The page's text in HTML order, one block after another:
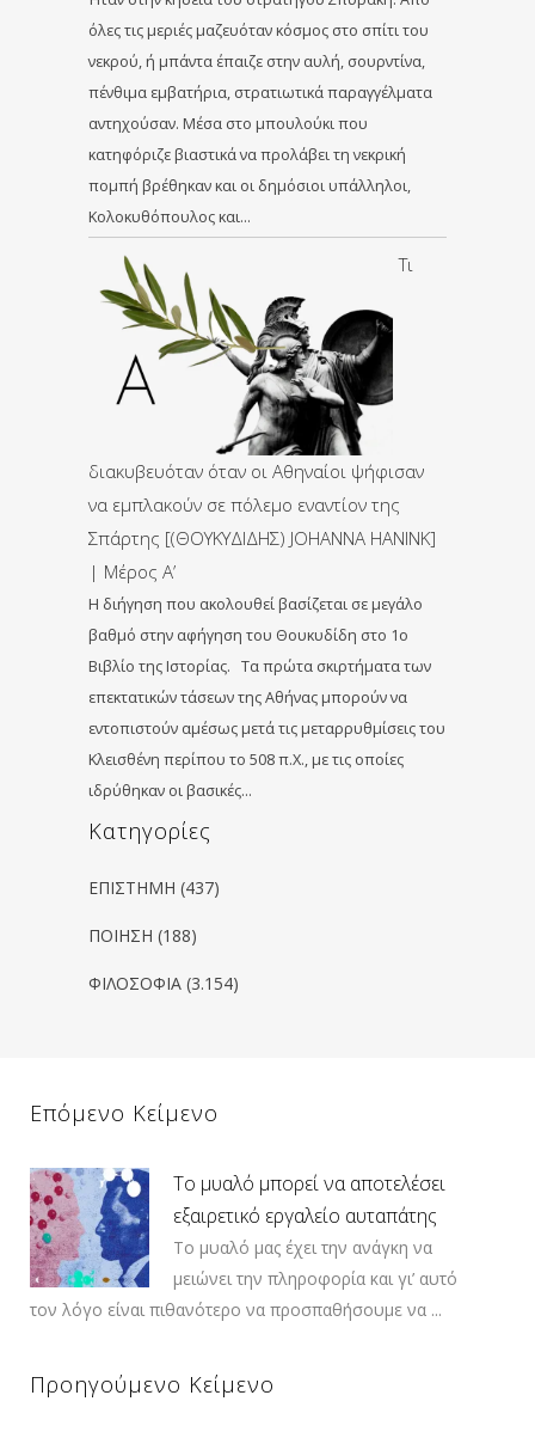
όλες τις μεριές μαζευόταν κόσμος στο σπίτι του
νεκρού, ή μπάντα έπαιζε στην αυλή, σουρντίνα,
πένθιμα εμβατήρια, στρατιωτικά παραγγέλματα
αντηχούσαν. Μέσα στο μπουλούκι που
κατηφόριζε βιαστικά να προλάβει τη νεκρική
πομπή βρέθηκαν και οι δημόσιοι υπάλληλοι,
Κολοκυθόπουλος και…
Τι
διακυβευόταν όταν οι Αθηναίοι ψήφισαν
να εμπλακούν σε πόλεμο εναντίον της
Σπάρτης [(ΘΟΥΚΥΔΙΔΗΣ) JOHANNA HANINK]
| Μέρος Α’
Η διήγηση που ακολουθεί βασίζεται σε μεγάλο
βαθμό στην αφήγηση του Θουκυδίδη στο 1ο
Βιβλίο της Ιστορίας. Τα πρώτα σκιρτήματα των
επεκτατικών τάσεων της Αθήνας μπορούν να
εντοπιστούν αμέσως μετά τις μεταρρυθμίσεις του
Κλεισθένη περίπου το 508 π.Χ., με τις οποίες
ιδρύθηκαν οι βασικές…
Kατηγορίες
ΕΠΙΣΤΗΜΗ (437)
ΠΟΙΗΣΗ (188)
ΦΙΛΟΣΟΦΙΑ (3.154)
Επόμενο Κείμενο
Το μυαλό μπορεί να αποτελέσει
εξαιρετικό εργαλείο αυταπάτης
Το μυαλό μας έχει την ανάγκη να
μειώνει την πληροφορία και γι’ αυτό
τον λόγο είναι πιθανότερο να προσπαθήσουμε να ...
Προηγούμενο Κείμενο